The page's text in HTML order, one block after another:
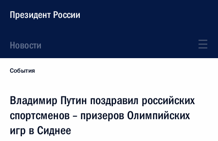
Президент России
Новости
События
Владимир Путин поздравил российских
спортсменов – призеров Олимпийских
игр в Сиднее